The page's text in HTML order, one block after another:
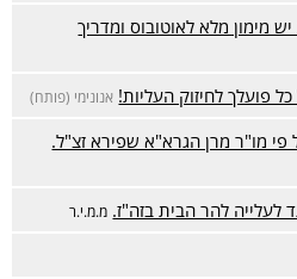
מימון מלא לאוטובוס ומדריך
פועלך לחיזוק העליות! אנונימי (פותח)
פי מו"ר מרן הגרא"א שפירא זצ"ל.
לעלייה להר הבית בזה"ז. מ.מ.י.ר